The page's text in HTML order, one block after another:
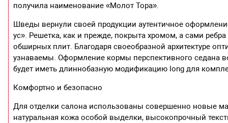
получила наименование «Молот Тора».
Шведы вернули своей продукции аутентичное
ус». Решетка, как и прежде, покрыта хромом, а сами
обширных плит. Благодаря своеобразной архитектуре
узнаваемы. Оформление кормы перспективного седана
будет иметь длиннобазную модификацию long для
Комфортно и безопасно
Для отделки салона использованы совершенно новые
натуральная кожа особой выделки, высокопрочный